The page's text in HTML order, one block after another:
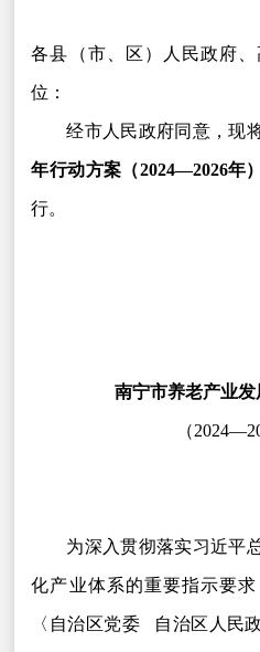
各县（市、区）人民政府
位：
经市人民政府同意，现
年行动方案（2024—2026年）
行。
南宁市养老产业
（
为深入贯彻落实习近平
化产业体系的重要指示要
〈自治区党委 自治区人民